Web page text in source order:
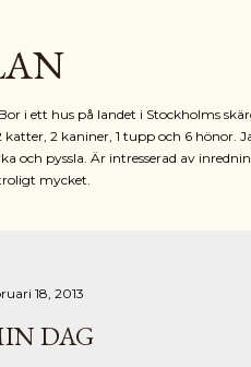
i ett hus på landet i Stockholms
katter, 2 kaniner, 1 tupp och 6
och pyssla. Är intresserad av
mycket.
18, 2013
DAG